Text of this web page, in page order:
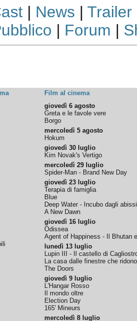
| News | Trailer
| Forum |
Film al cinema
giovedì 6 agosto
Greta e le favole vere
Borgo
mercoledì 5 agosto
Hokum
giovedì 30 luglio
Kim Novak's Vertigo
mercoledì 29 luglio
Spider-Man - Brand New Day
giovedì 23 luglio
Terapia di famiglia
Blue
Deep Water - Incubo dagli abissi
A New Dawn
giovedì 16 luglio
Odissea
Agent of Happiness - Il Bhutan
lunedì 13 luglio
Lupin III - Il castello di
La casa dalle finestre che ridono
The Doors
giovedì 9 luglio
L'Hangar Rosso
Il mondo oltre
Election Day
165' Mineurs
mercoledì 8 luglio